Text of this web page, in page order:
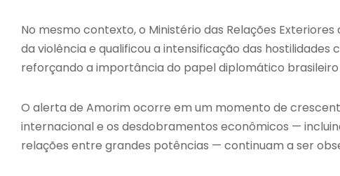
No mesmo contexto, o Ministério das Relações
da violência e qualificou a intensificação das
reforçando a importância do papel diplomático
O alerta de Amorim ocorre em um momento de
internacional e os desdobramentos econômicos —
relações entre grandes potências — continuam a ser